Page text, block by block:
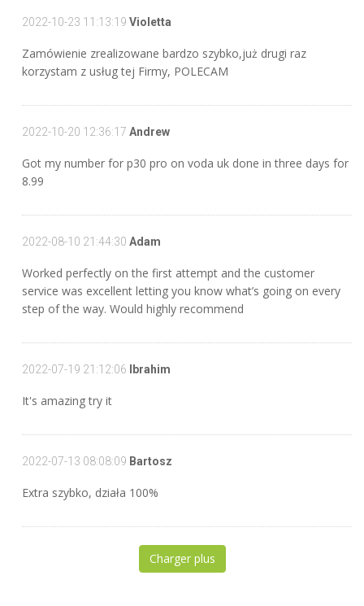
2022-10-23 11:13:19 Violetta
Zamówienie zrealizowane bardzo szybko,już drugi raz
korzystam z usług tej Firmy, POLECAM
2022-10-20 12:36:17 Andrew
Got my number for p30 pro on voda uk done in three days for
8.99
2022-08-10 21:44:30 Adam
Worked perfectly on the first attempt and the customer
service was excellent letting you know what’s going on every
step of the way. Would highly recommend
2022-07-19 21:12:06 Ibrahim
It's amazing try it
2022-07-13 08:08:09 Bartosz
Extra szybko, działa 100%
Charger plus